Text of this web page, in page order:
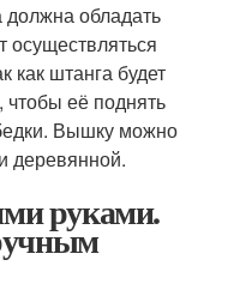
должна обладать
осуществляться
как штанга будет
чтобы её поднять
Вышку можно
деревянной.
руками.